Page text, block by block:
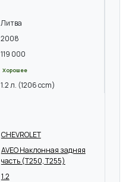
Литва
2008
119 000
Хорошее
1.2 л. (1206 ccm)
CHEVROLET
AVEO Наклонная задняя
часть (T250, T255)
1.2